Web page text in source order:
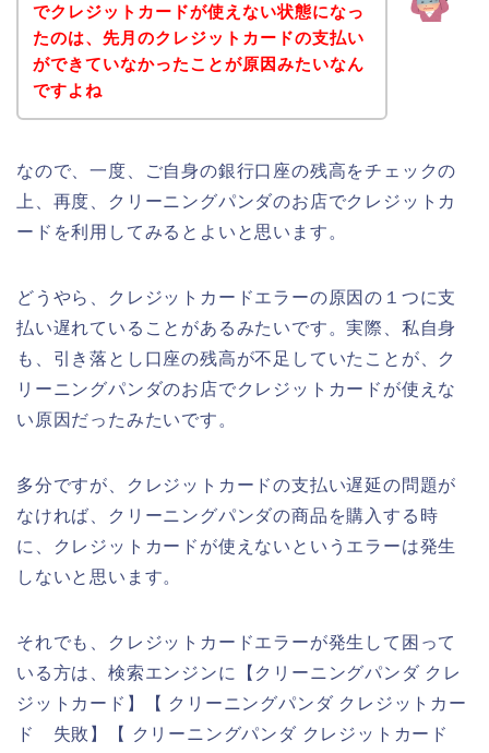
でクレジットカードが使えない状態になっ
たのは、先月のクレジットカードの支払い
ができていなかったことが原因みたいなん
ですよね
なので、一度、ご自身の銀行口座の残高をチェックの
上、再度、クリーニングパンダのお店でクレジットカ
ードを利用してみるとよいと思います。
どうやら、クレジットカードエラーの原因の１つに支
払い遅れていることがあるみたいです。実際、私自身
も、引き落とし口座の残高が不足していたことが、ク
リーニングパンダのお店でクレジットカードが使えな
い原因だったみたいです。
多分ですが、クレジットカードの支払い遅延の問題が
なければ、クリーニングパンダの商品を購入する時
に、クレジットカードが使えないというエラーは発生
しないと思います。
それでも、クレジットカードエラーが発生して困って
いる方は、検索エンジンに【クリーニングパンダ クレ
ジットカード】【 クリーニングパンダ クレジットカー
ド 失敗】【 クリーニングパンダ クレジットカード